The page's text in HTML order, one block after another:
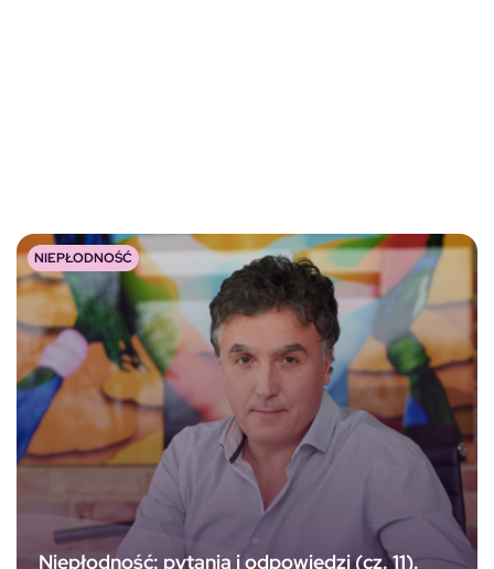
Niepłodność: pytania i odpowiedzi (cz. 11).
NIEPŁODNOŚĆ